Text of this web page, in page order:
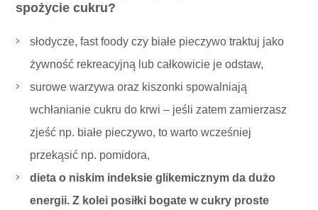
spożycie cukru?
słodycze, fast foody czy białe pieczywo traktuj jako
żywność rekreacyjną lub całkowicie je odstaw,
surowe warzywa oraz kiszonki spowalniają
wchłanianie cukru do krwi – jeśli zatem zamierzasz
zjeść np. białe pieczywo, to warto wcześniej
przekąsić np. pomidora,
dieta o niskim indeksie glikemicznym da dużo
energii. Z kolei posiłki bogate w cukry proste